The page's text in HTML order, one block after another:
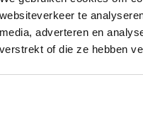
websiteverkeer te
media, adverteren en
verstrekt of die ze hebben
Rekenen in groep 3
herkennen en schrijven.